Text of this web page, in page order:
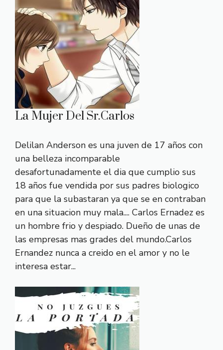
La Mujer Del Sr.Carlos
Delilan Anderson es una juven de 17 años con
una belleza incomparable
desafortunadamente el dia que cumplio sus
18 años fue vendida por sus padres biologico
para que la subastaran ya que se en contraban
en una situacion muy mala.... Carlos Ernadez es
un hombre frio y despiado. Dueño de unas de
las empresas mas grades del mundo.Carlos
Ernandez nunca a creido en el amor y no le
interesa estar...